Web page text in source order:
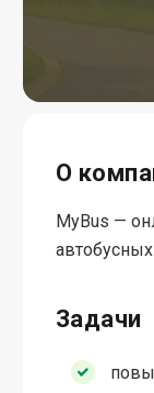
О
MyBus —
Задачи